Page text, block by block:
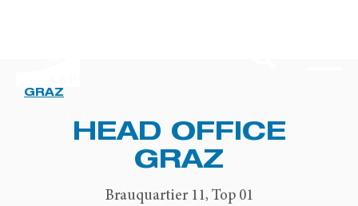
GRAZ
HEAD OFFICE
GRAZ
Brauquartier 11, Top 01